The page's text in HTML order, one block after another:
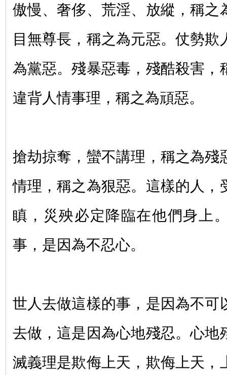
傲慢、奢侈、荒淫、放縱，稱之
目無尊長，稱之為元惡。仗勢欺
為黨惡。殘暴惡毒，殘酷殺害，
違背人情事理，稱之為頑惡。
搶劫掠奪，蠻不講理，稱之為殘
情理，稱之為狠惡。這樣的人，
瞋，災殃必定降臨在他們身上
事，是因為不忍心。
世人去做這樣的事，是因為不可
去做，這是因為心地殘忍。心地
滅義理是欺侮上天，欺侮上天，